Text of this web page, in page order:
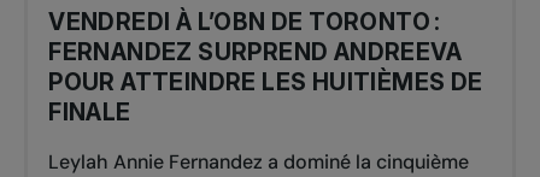
VENDREDI À L’OBN DE TORONTO :
FERNANDEZ SURPREND ANDREEVA
POUR ATTEINDRE LES HUITIÈMES DE
FINALE
Leylah Annie Fernandez a dominé la cinquième